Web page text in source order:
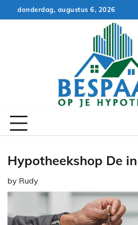
to
donderdag, augustus 6, 2026
Hypotheekshop De
by Rudy